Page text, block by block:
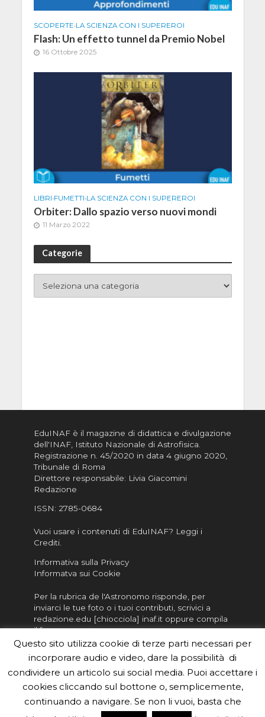
SCOPERTE•LA SCIENZA CON I SUPEREROI
Flash: Un effetto tunnel da Premio Nobel
16 Ottobre 2025
LIBRI•FUMETTI•LA SCIENZA CON I SUPEREROI
Orbiter: Dallo spazio verso nuovi mondi
11 Marzo 2022
Categorie
EduINAF è il magazine di didattica e divulgazione
dell'INAF, Istituto Nazionale di Astrofisica
Registrazione n. 45/2020 in data 4 giugno 2020,
Tribunale di Roma
Direttore responsabile: Livia Giacomini
Redazione
ISSN: 2785-0684
Vuoi usare i contenuti di EduINAF? Leggi i
Crediti.
Informativa sulla Privacy
Informatva sui Cookie
Per la rubrica de l'Astronomo risponde, per
inviarci le tue foto o i tuoi contributi, scrivici a
redazione.edu [chiocciola] inaf.it oppure compila
il form
Sei un insegnante? Scarica la nostra brochureda
distribuire nella tua scuola e…
Questo sito utilizza cookie di terze parti necessari per
incorporare audio e video, dare la possibilità di
condividere un articolo sui social media. Puoi accettare i
cookies cliccando sul bottone o, semplicemente,
continuando a navigare. Se non li vuoi, basta che